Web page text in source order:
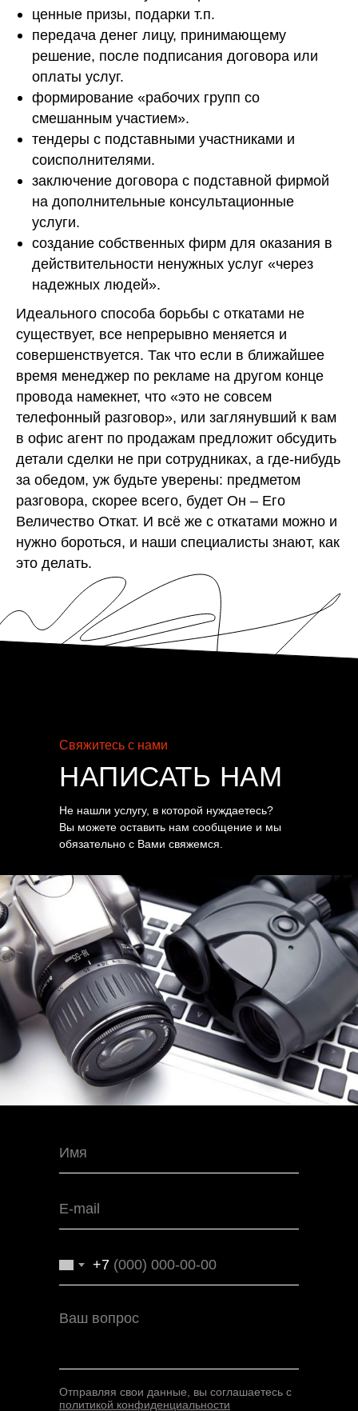
ценные призы, подарки т.п.
передача денег лицу, принимающему
решение, после подписания договора или
оплаты услуг.
формирование «рабочих групп со
смешанным участием».
тендеры с подставными участниками и
соисполнителями.
заключение договора с подставной фирмой
на дополнительные консультационные
услуги.
создание собственных фирм для оказания в
действительности ненужных услуг «через
надежных людей».
Идеального способа борьбы с откатами не
существует, все непрерывно меняется и
совершенствуется. Так что если в ближайшее
время менеджер по рекламе на другом конце
провода намекнет, что «это не совсем
телефонный разговор», или заглянувший к вам
в офис агент по продажам предложит обсудить
детали сделки не при сотрудниках, а где-нибудь
за обедом, уж будьте уверены: предметом
разговора, скорее всего, будет Он – Его
Величество Откат. И всё же с откатами можно и
нужно бороться, и наши специалисты знают, как
это делать.
Не нашли услугу, в которой нуждаетесь?
Вы можете оставить нам сообщение и мы
обязательно с Вами свяжемся.
+7
Отправляя свои данные, вы соглашаетесь с
политикой конфиденциальности
НАПИСАТЬ НАМ
Свяжитесь с нами